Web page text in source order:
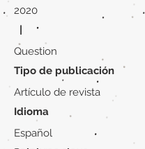
2020
|
Question
Tipo de publicación
Artículo de revista
Idioma
Español